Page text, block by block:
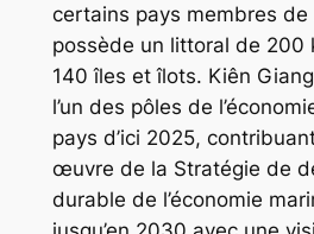
certains pays membres de
possède un littoral de 200
140 îles et îlots. Kiên
l’un des pôles de
pays d’ici 2025,
œuvre de la Stratégie de
durable de l’économie